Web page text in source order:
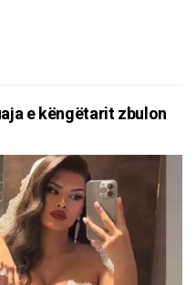
e këngëtarit zbulon